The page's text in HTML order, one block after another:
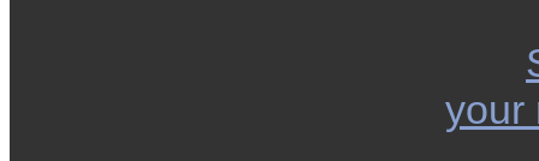
your